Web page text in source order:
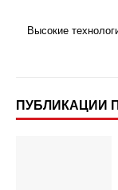
Высокие
ПУБЛИКАЦИИ